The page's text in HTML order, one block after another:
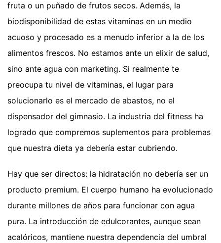
fruta o un puñado de frutos secos. Además, la
biodisponibilidad de estas vitaminas en un medio
acuoso y procesado es a menudo inferior a la de los
alimentos frescos. No estamos ante un elixir de salud,
sino ante agua con marketing. Si realmente te
preocupa tu nivel de vitaminas, el lugar para
solucionarlo es el mercado de abastos, no el
dispensador del gimnasio. La industria del fitness ha
logrado que compremos suplementos para problemas
que nuestra dieta ya debería estar cubriendo.
Hay que ser directos: la hidratación no debería ser un
producto premium. El cuerpo humano ha evolucionado
durante millones de años para funcionar con agua
pura. La introducción de edulcorantes, aunque sean
acalóricos, mantiene nuestra dependencia del umbral